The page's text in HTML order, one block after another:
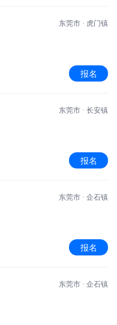
东莞市 · 虎门镇
报名
东莞市 · 长安镇
报名
东莞市 · 企石镇
报名
东莞市 · 企石镇